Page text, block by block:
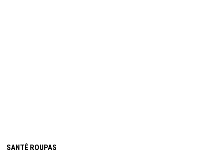
SANTÊ ROUPAS